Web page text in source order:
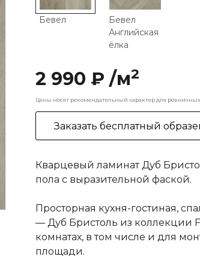
Бевел
Бевел
Английская
ёлка
2 990 ₽ /м2
Цены носят рекомендательный характер для розничных
Заказать бесплатный
Кварцевый ламинат Дуб
пола с выразительной фаской.
Просторная кухня-гостиная,
— Дуб Бристоль из коллекции
комнатах, в том числе и для
площади.